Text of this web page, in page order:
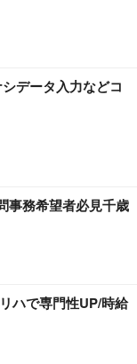
データ入力などコ
事務希望者必見千歳
ハで専門性UP/時給